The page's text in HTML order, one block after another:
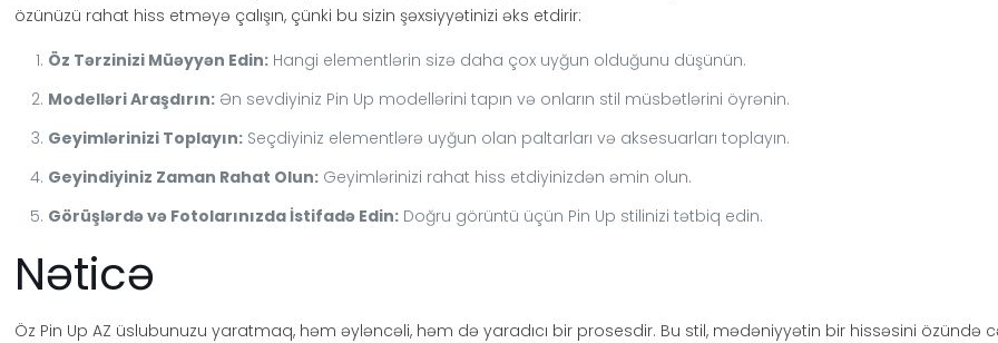
özünüzü rahat hiss etməyə çalışın, çünki bu sizin şəxsiyyətinizi əks etdirir:
Öz Tərzinizi Müəyyən Edin: Hangi elementlərin sizə daha çox uyğun olduğunu düşünün.
Modelləri Araşdırın: Ən sevdiyiniz Pin Up modellərini tapın və onların stil müsbətlərini öyrənin.
Geyimlərinizi Toplayın: Seçdiyiniz elementlərə uyğun olan paltarları və aksesuarları toplayın.
Geyindiyiniz Zaman Rahat Olun: Geyimlərinizi rahat hiss etdiyinizdən əmin olun.
Görüşlərdə və Fotolarınızda İstifadə Edin: Doğru görüntü üçün Pin Up stilinizi tətbiq edin.
Nəticə
Öz Pin Up AZ üslubunuzu yaratmaq, həm əyləncəli, həm də yaradıcı bir prosesdir. Bu stil, mədəniyyətin bir hissəsini